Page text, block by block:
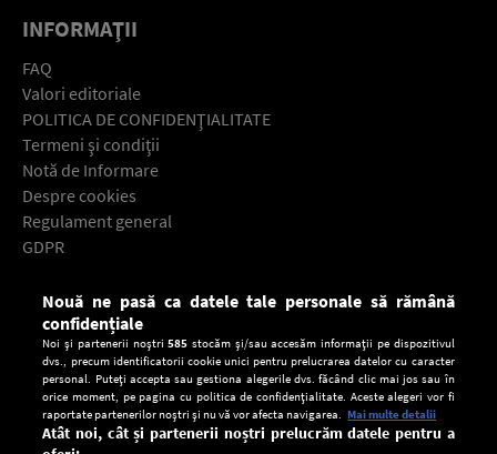
INFORMAŢII
FAQ
Valori editoriale
POLITICA DE CONFIDENŢIALITATE
Termeni şi condiţii
Notă de Informare
Despre cookies
Regulament general
GDPR
Descarcă gratuit aplicaţia Europa FM pentru smartphone:
Nouă ne pasă ca datele tale personale să rămână
confidențiale
Noi și partenerii noștri585 stocăm și/sau accesăm informații pe dispozitivul
dvs., precum identificatorii cookie unici pentru prelucrarea datelor cu caracter
personal. Puteți accepta sau gestiona alegerile dvs. făcând clic mai jos sau în
orice moment, pe pagina cu politica de confidențialitate. Aceste alegeri vor fi
raportate partenerilor noștri și nu vă vor afecta navigarea. Mai multe detalii
Atât noi, cât și partenerii noștri prelucrăm datele pentru a